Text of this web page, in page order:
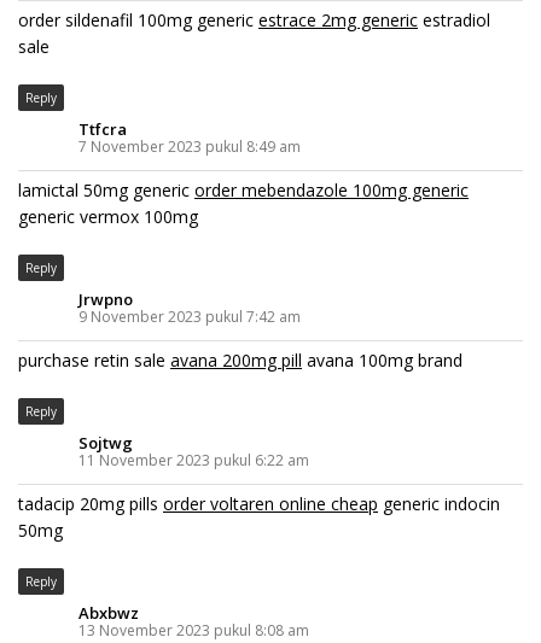
order sildenafil 100mg generic estrace 2mg generic estradiol
sale
Reply
Ttfcra
7 November 2023 pukul 8:49 am
lamictal 50mg generic order mebendazole 100mg generic
generic vermox 100mg
Reply
Jrwpno
9 November 2023 pukul 7:42 am
purchase retin sale avana 200mg pill avana 100mg brand
Reply
Sojtwg
11 November 2023 pukul 6:22 am
tadacip 20mg pills order voltaren online cheap generic indocin
50mg
Reply
Abxbwz
13 November 2023 pukul 8:08 am